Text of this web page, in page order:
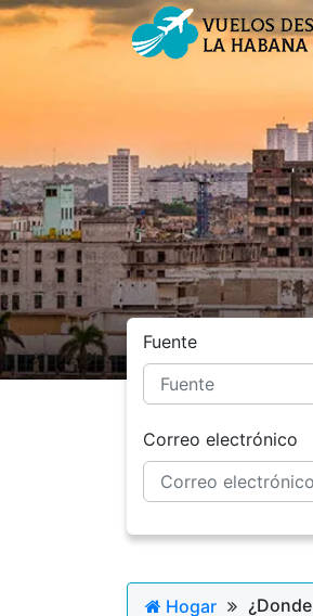
Fuente
Correo electrónico
Hogar